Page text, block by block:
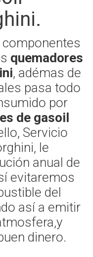
componentes
quemadores
, adémas de
pasa todo
por
de gasoil
Servicio
le
anual de
evitaremos
del
así a emitir
dinero.